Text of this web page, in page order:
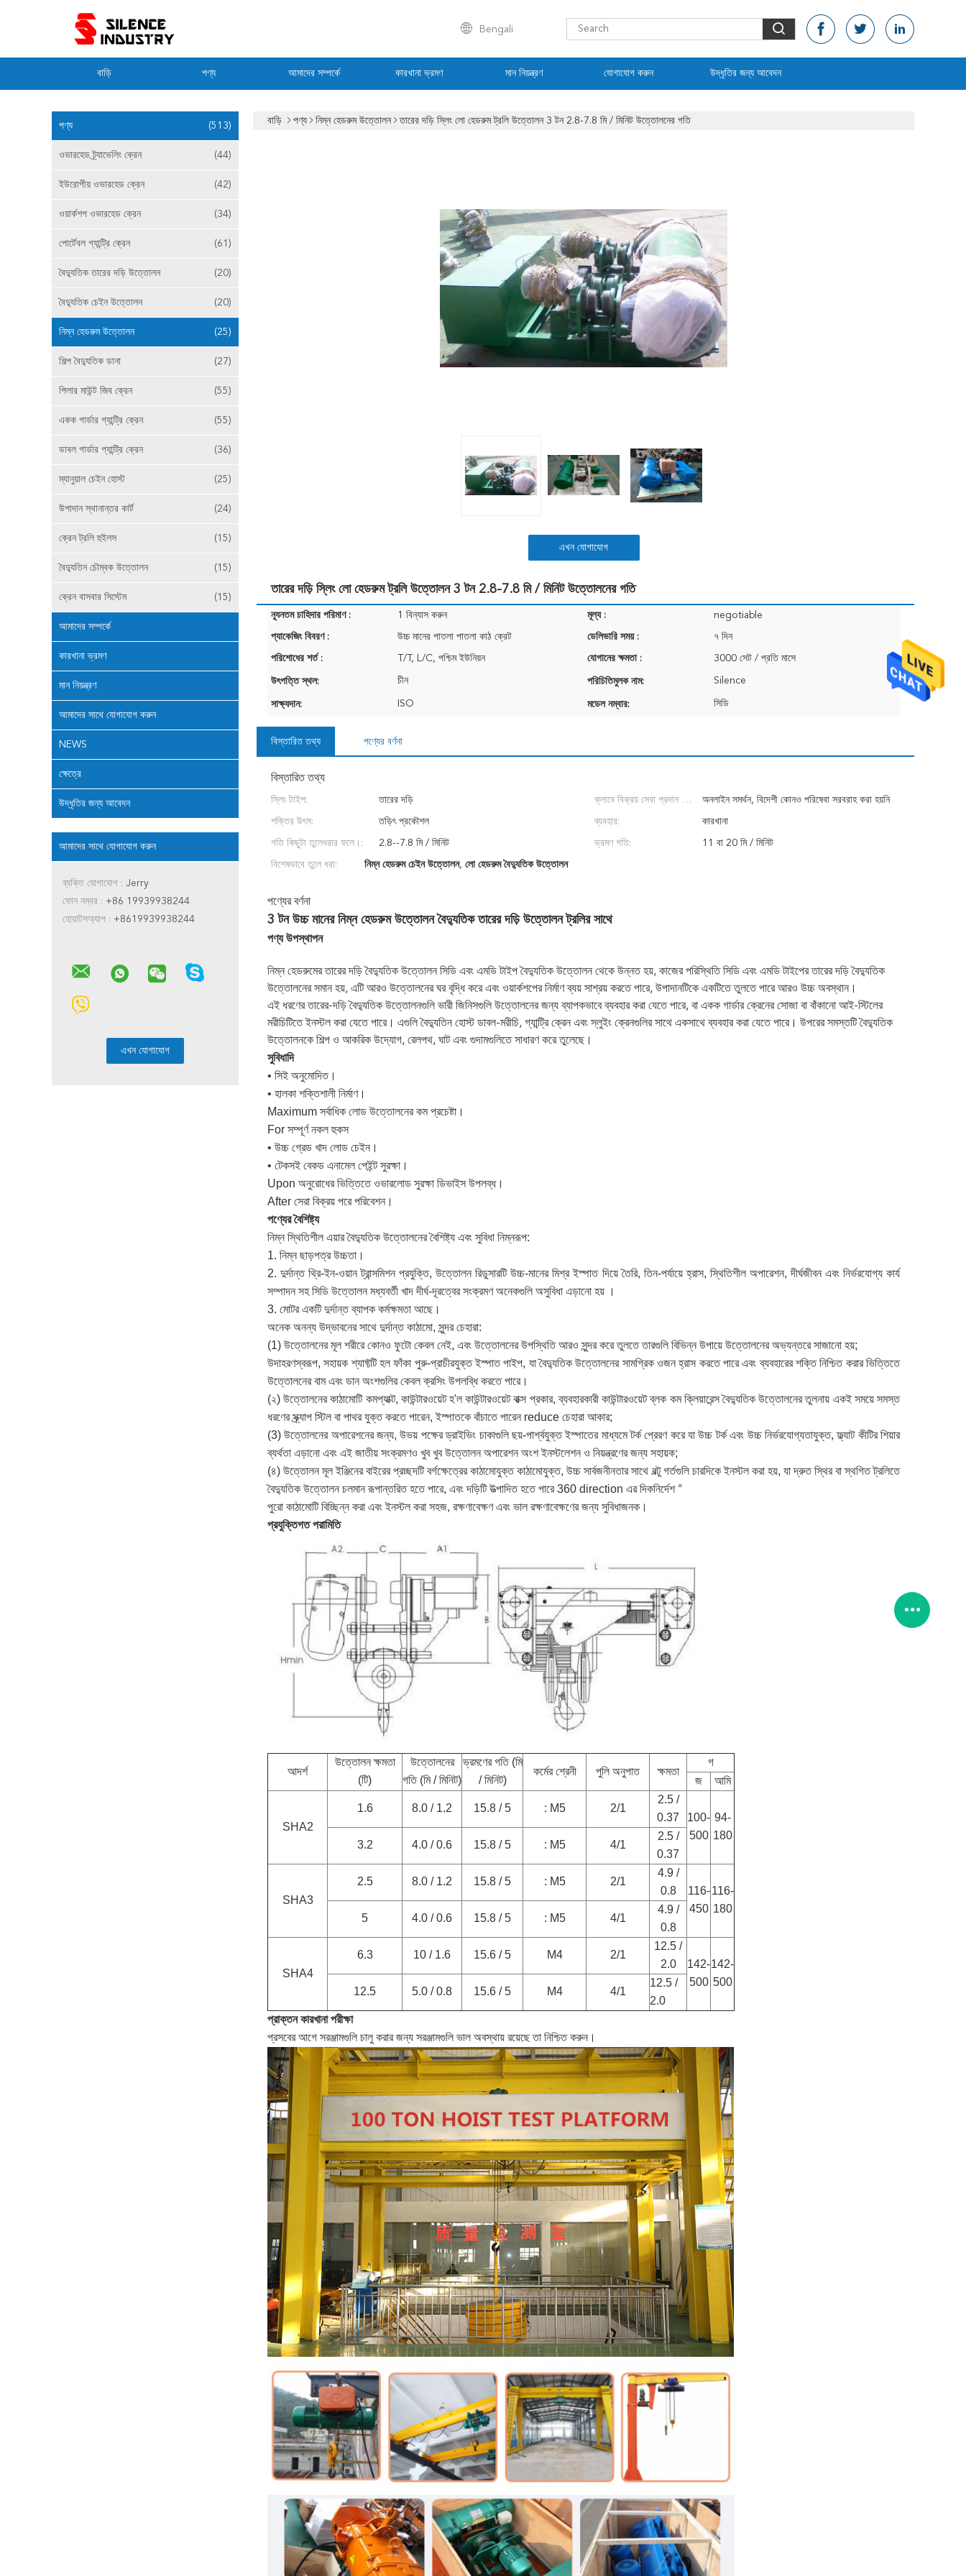
Bengali
বাড়ি পণ্য আমাদের সম্পর্কে কারখানা ভ্রমণ মান নিয়ন্ত্রণ যোগাযোগ করুন উদ্ধৃতির জন্য আবেদন
পণ্য (513)
ওভারহেড ট্র্যাভেলিং ক্রেন (44)
ইউরোপীয় ওভারহেড ক্রেন (42)
ওয়ার্কশপ ওভারহেড ক্রেন (34)
পোর্টেবল গ্যান্ট্রি ক্রেন (61)
বৈদ্যুতিক তারের দড়ি উত্তোলন (20)
বৈদ্যুতিক চেইন উত্তোলন (20)
নিম্ন হেডরুম উত্তোলন (25)
শিল্প বৈদ্যুতিক ডানা (27)
পিলার মাউন্ট জিব ক্রেন (55)
একক গার্ডার গ্যান্ট্রি ক্রেন (55)
ডাবল গার্ডার গ্যান্ট্রি ক্রেন (36)
ম্যানুয়াল চেইন হোস্ট (25)
উপাদান স্থানান্তর কার্ট (24)
ক্রেন ট্রলি হুইলস (15)
বৈদ্যুতিন চৌম্বক উত্তোলন (15)
ক্রেন বাসবার সিস্টেম (15)
আমাদের সম্পর্কে
কারখানা ভ্রমণ
মান নিয়ন্ত্রণ
আমাদের সাথে যোগাযোগ করুন
NEWS
ক্ষেত্রে
উদ্ধৃতির জন্য আবেদন
আমাদের সাথে যোগাযোগ করুন
ব্যক্তি যোগাযোগ : Jerry
ফোন নম্বর : +86 19939938244
হোয়াটসঅ্যাপ : +8619939938244
বাড়ি পণ্য নিম্ন হেডরুম উত্তোলন তারের দড়ি স্লিং লো হেডরুম ট্রলি উত্তোলন 3 টন 2.8-7.8 মি / মিনিট উত্তোলনের গতি
এখন যোগাযোগ
তারের দড়ি স্লিং লো হেডরুম ট্রলি উত্তোলন 3 টন 2.8-7.8 মি / মিনিট উত্তোলনের গতি
ন্যূনতম চাহিদার পরিমাণ : 1 বিন্যাস করুন মূল্য : negotiable
প্যাকেজিং বিবরণ : উচ্চ মানের পাতলা পাতলা কাঠ ক্রেট ডেলিভারি সময় : ৭ দিন
পরিশোধের শর্ত : T/T, L/C, পশ্চিম ইউনিয়ন যোগানের ক্ষমতা : 3000 সেট / প্রতি মাসে
উৎপত্তি স্থল: চীন পরিচিতিমুলক নাম: Silence
সাক্ষ্যদান: ISO মডেল নম্বার: সিডি
বিস্তারিত তথ্য পণ্যের বর্ণনা
বিস্তারিত তথ্য
স্লিং টাইপ: তারের দড়ি ক্লাবে বিক্রয় সেবা প্রদান করে
থাকে:
অনলাইন সমর্থন, বিদেশী কোনও পরিষেবা সরবরাহ করা হয়নি
শক্তির উৎস: তড়িৎ প্রকৌশল ব্যবহার: কারখানা
গতি কিছুটা তুলেধরার ফলে।: 2.8--7.8 মি / মিনিট ভ্রমণ গতি: 11 বা 20 মি / মিনিট
বিশেষভাবে তুলে ধরা: নিম্ন হেডরুম চেইন উত্তোলন, লো হেডরুম বৈদ্যুতিক উত্তোলন
পণ্যের বর্ণনা
3 টন উচ্চ মানের নিম্ন হেডরুম উত্তোলন বৈদ্যুতিক তারের দড়ি উত্তোলন ট্রলির সাথে
পণ্য উপস্থাপন
নিম্ন হেডরুমের তারের দড়ি বৈদ্যুতিক উত্তোলন সিডি এবং এমডি টাইপ বৈদ্যুতিক উত্তোলন থেকে উন্নত হয়, কাজের পরিস্থিতি সিডি এবং এমডি টাইপের তারের দড়ি বৈদ্যুতিক
উত্তোলনের সমান হয়, এটি আরও উত্তোলনের ঘর বৃদ্ধি করে এবং ওয়ার্কশপের নির্মাণ ব্যয় সাশ্রয় করতে পারে, উপাদানটিকে একটিতে তুলতে পারে আরও উচ্চ অবস্থান।
এই ধরণের তারের-দড়ি বৈদ্যুতিক উত্তোলনগুলি ভারী জিনিসগুলি উত্তোলনের জন্য ব্যাপকভাবে ব্যবহার করা যেতে পারে, বা একক গার্ডার ক্রেনের সোজা বা বাঁকানো আই-স্টিলের
মরীচিটিতে ইনস্টল করা যেতে পারে। এগুলি বৈদ্যুতিন হোস্ট ডাবল-মরীচি, গ্যান্ট্রি ক্রেন এবং স্লুইং ক্রেনগুলির সাথে একসাথে ব্যবহার করা যেতে পারে। উপরের সমস্তটি বৈদ্যুতিক
উত্তোলনকে শিল্প ও আকরিক উদ্যোগ, রেলপথ, ঘাট এবং গুদামগুলিতে সাধারণ করে তুলেছে।
সুবিধাদি
• সিই অনুমোদিত।
• হালকা শক্তিশালী নির্মাণ।
Maximum সর্বাধিক লোড উত্তোলনের কম প্রচেষ্টা।
For সম্পূর্ণ নকল হুকস
• উচ্চ গ্রেড খাদ লোড চেইন।
• টেকসই বেকড এনামেল পেইন্ট সুরক্ষা।
Upon অনুরোধের ভিত্তিতে ওভারলোড সুরক্ষা ডিভাইস উপলব্ধ।
After সেরা বিক্রয় পরে পরিবেশন।
পণ্যের বৈশিষ্ট্য
নিম্ন স্থিতিশীল এয়ার বৈদ্যুতিক উত্তোলনের বৈশিষ্ট্য এবং সুবিধা নিম্নরূপ:
1. নিম্ন ছাড়পত্র উচ্চতা।
2. দুর্দান্ত থ্রি-ইন-ওয়ান ট্রান্সমিশন প্রযুক্তি, উত্তোলন রিডুসারটি উচ্চ-মানের মিশ্র ইস্পাত দিয়ে তৈরি, তিন-পর্যায়ে হ্রাস, স্থিতিশীল অপারেশন, দীর্ঘজীবন এবং নির্ভরযোগ্য কার্য
সম্পাদন সহ সিডি উত্তোলন মধ্যবর্তী খাদ দীর্ঘ-দূরত্বের সংক্রমণ অনেকগুলি অসুবিধা এড়ানো হয় ।
3. মোটর একটি দুর্দান্ত ব্যাপক কর্মক্ষমতা আছে।
অনেক অনন্য উদ্ভাবনের সাথে দুর্দান্ত কাঠামো, সুন্দর চেহারা:
(1) উত্তোলনের মূল শরীরে কোনও ফুটো কেবল নেই, এবং উত্তোলনের উপস্থিতি আরও সুন্দর করে তুলতে তারগুলি বিভিন্ন উপায়ে উত্তোলনের অভ্যন্তরে সাজানো হয়;
উদাহরণস্বরূপ, সহায়ক শ্যাফ্টটি হল ফাঁকা পুরু-প্রাচীরযুক্ত ইস্পাত পাইপ, যা বৈদ্যুতিক উত্তোলনের সামগ্রিক ওজন হ্রাস করতে পারে এবং ব্যবহারের শক্তি নিশ্চিত করার ভিত্তিতে
উত্তোলনের বাম এবং ডান অংশগুলির কেবল ক্রসিং উপলব্ধি করতে পারে।
(২) উত্তোলনের কাঠামোটি কমপ্যাক্ট, কাউন্টারওয়েট হ'ল কাউন্টারওয়েট বাক্স প্রকার, ব্যবহারকারী কাউন্টারওয়েট ব্লক কম ক্লিয়ারেন্স বৈদ্যুতিক উত্তোলনের তুলনায় একই সময়ে সমস্ত
ধরণের স্ক্র্যাপ স্টিল বা পাথর যুক্ত করতে পারেন, ইস্পাতকে বাঁচাতে পারেন reduce চেহারা আকার;
(3) উত্তোলনের অপারেশনের জন্য, উভয় পক্ষের ড্রাইভিং চাকাগুলি ছয়-পার্শ্বযুক্ত ইস্পাতের মাধ্যমে টর্ক প্রেরণ করে যা উচ্চ টর্ক এবং উচ্চ নির্ভরযোগ্যতাযুক্ত, ফ্ল্যাট কীটির শিয়ার
ব্যর্থতা এড়ানো এবং এই জাতীয় সংক্রমণও খুব খুব উত্তোলন অপারেশন অংশ ইনস্টলেশন ও নিয়ন্ত্রণের জন্য সহায়ক;
(৪) উত্তোলন মূল ইঞ্জিনের বাইরের প্রচ্ছদটি বর্গক্ষেত্রের কাঠামোযুক্ত কাঠামোযুক্ত, উচ্চ সার্বজনীনতার সাথে বল্টু গর্তগুলি চারদিকে ইনস্টল করা হয়, যা দ্রুত স্থির বা স্থগিত ট্রলিতে
বৈদ্যুতিক উত্তোলন চলমান রূপান্তরিত হতে পারে, এবং দড়িটি উত্পাদিত হতে পারে 360 direction এর দিকনির্দেশ °
পুরো কাঠামোটি বিচ্ছিন্ন করা এবং ইনস্টল করা সহজ, রক্ষণাবেক্ষণ এবং ভাল রক্ষণাবেক্ষণের জন্য সুবিধাজনক।
প্রযুক্তিগত পরামিতি
আদর্শ
উত্তোলন ক্ষমতা
(টি)
উত্তোলনের
গতি (মি / মিনিট)
ভ্রমণের গতি (মি
/ মিনিট)
কর্মের শ্রেনী পুলি অনুপাত ক্ষমতা
গ
জ
আমি
SHA2
1.6 8.0 / 1.2 15.8 / 5 : M5 2/1
2.5 /
0.37
100-
500
94-
180
3.2 4.0 / 0.6 15.8 / 5 : M5 4/1
2.5 /
0.37
SHA3
2.5 8.0 / 1.2 15.8 / 5 : M5 2/1
4.9 /
0.8
116-
450
116-
180
5 4.0 / 0.6 15.8 / 5 : M5 4/1
4.9 /
0.8
SHA4
6.3 10 / 1.6 15.6 / 5 M4 2/1
12.5 /
2.0
142-
500
142-
500
12.5 5.0 / 0.8 15.6 / 5 M4 4/1
12.5 /
2.0
প্রাক্তন কারখানা পরীক্ষা
প্রসবের আগে সরঞ্জামগুলি চালু করার জন্য সরঞ্জামগুলি ভাল অবস্থায় রয়েছে তা নিশ্চিত করুন।